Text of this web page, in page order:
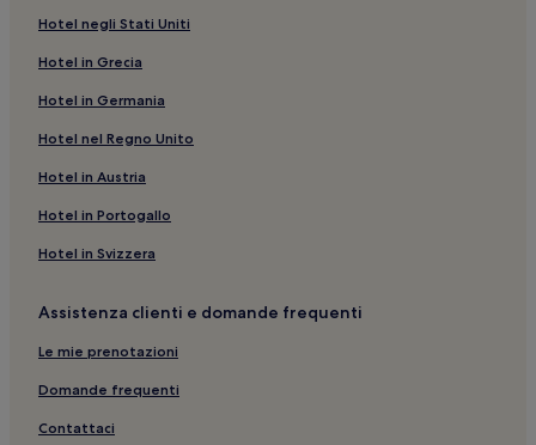
Hotel negli Stati Uniti
Hotel in Grecia
Hotel in Germania
Hotel nel Regno Unito
Hotel in Austria
Hotel in Portogallo
Hotel in Svizzera
Assistenza clienti e domande frequenti
Le mie prenotazioni
Domande frequenti
Contattaci